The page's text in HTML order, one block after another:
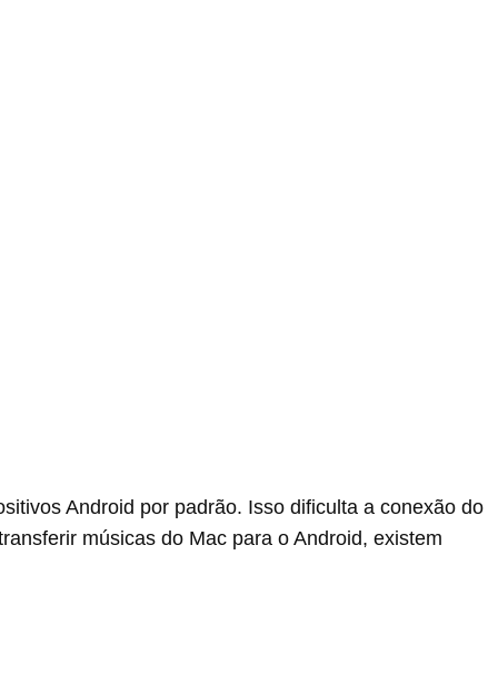
Android por padrão. Isso dificulta a conexão do
músicas do Mac para o Android, existem